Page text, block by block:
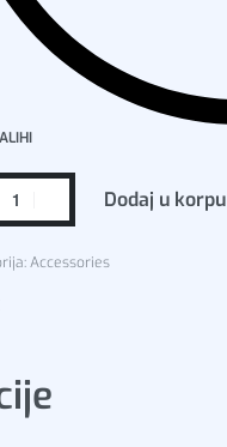
Dodaj u korpu
Accessories